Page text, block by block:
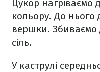
Цукор нагріваємо
кольору. До нього
вершки. Збиваємо
сіль.
У каструлі